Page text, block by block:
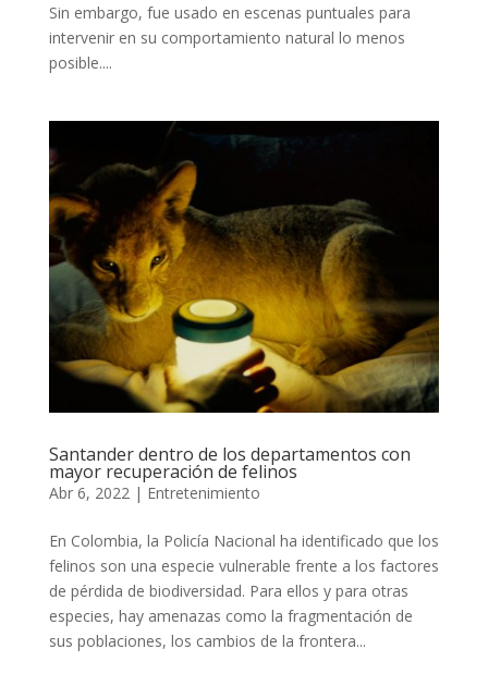
Sin embargo, fue usado en escenas puntuales para
intervenir en su comportamiento natural lo menos
posible....
Santander dentro de los departamentos con
mayor recuperación de felinos
Abr 6, 2022| Entretenimiento
En Colombia, la Policía Nacional ha identificado que los
felinos son una especie vulnerable frente a los factores
de pérdida de biodiversidad. Para ellos y para otras
especies, hay amenazas como la fragmentación de
sus poblaciones, los cambios de la frontera...